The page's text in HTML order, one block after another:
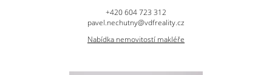
+420 604 723 312
pavel.nechutny@vdfreality.cz
Nabídka nemovitostí makléře